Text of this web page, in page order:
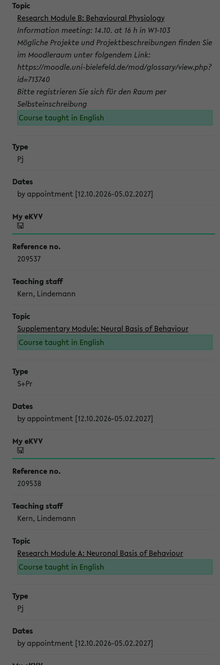
Research Module B: Behavioural Physiology
Information meeting: 14.10. at 16 h in W1-103
Mögliche Projekte und Projektbeschreibungen finden Sie
im Moodleraum unter folgendem Link:
https://moodle.uni-bielefeld.de/mod/glossary/view.php?
id=713740
Bitte registrieren Sie sich für den Raum per
Selbsteinschreibung
Course taught in English
Pj
by appointment [12.10.2026-05.02.2027]
209537
Kern, Lindemann
Supplementary Module: Neural Basis of Behaviour
Course taught in English
S+Pr
by appointment [12.10.2026-05.02.2027]
209538
Kern, Lindemann
Research Module A: Neuronal Basis of Behaviour
Course taught in English
Pj
by appointment [12.10.2026-05.02.2027]